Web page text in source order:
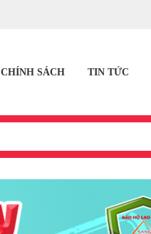
CHÍNH SÁCH TIN TỨC